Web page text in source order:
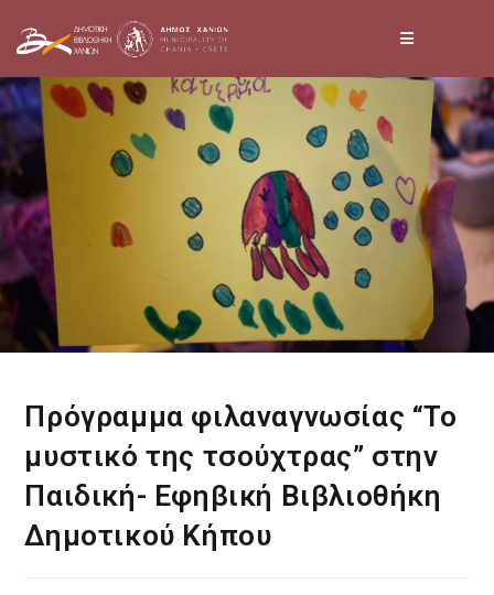
to
content
Πρόγραμμα φιλαναγνωσίας “Το
μυστικό της τσούχτρας” στην
Παιδική- Εφηβική Βιβλιοθήκη
Δημοτικού Κήπου